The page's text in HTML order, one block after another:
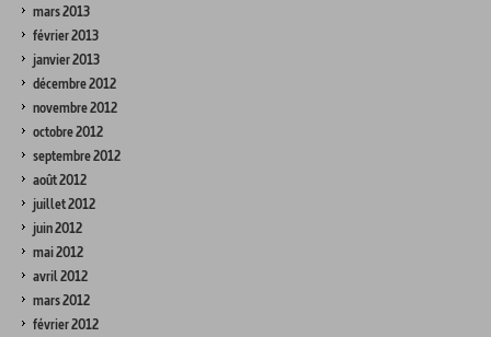
mars 2013
février 2013
janvier 2013
décembre 2012
novembre 2012
octobre 2012
septembre 2012
août 2012
juillet 2012
juin 2012
mai 2012
avril 2012
mars 2012
février 2012